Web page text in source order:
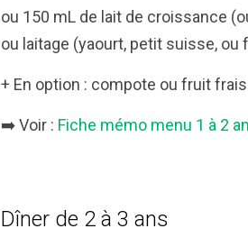
ou 150 mL de lait de croissance
ou laitage (yaourt, petit suisse, ou
+ En option : compote ou fruit frais
➡️ Voir : Fiche mémo menu 1 à 2
Dîner de 2 à 3 ans